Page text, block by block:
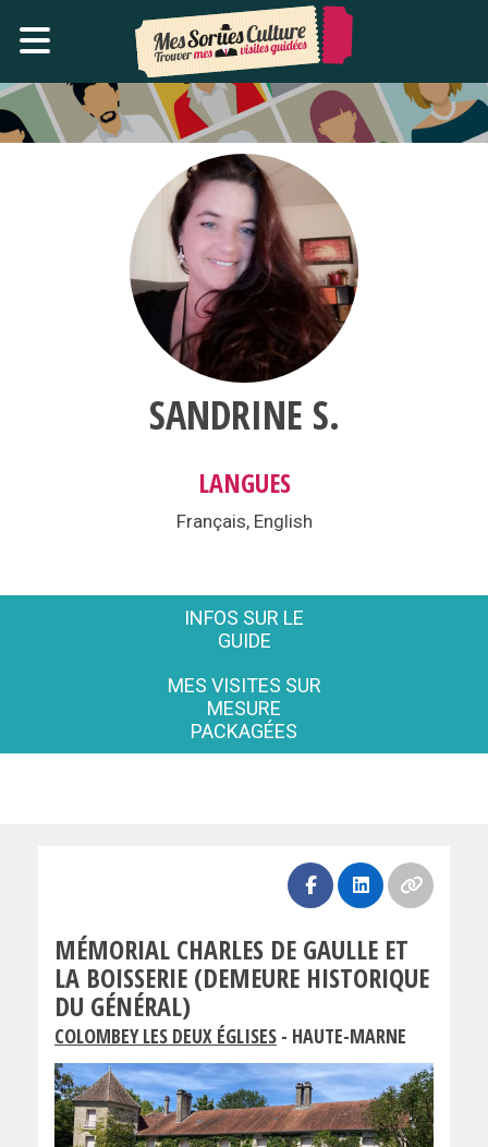
SANDRINE S.
LANGUES
Français, English
INFOS SUR LE
GUIDE
MES VISITES SUR
MESURE
PACKAGÉES
MÉMORIAL CHARLES DE GAULLE ET
LA BOISSERIE (DEMEURE HISTORIQUE
DU GÉNÉRAL)
COLOMBEY LES DEUX ÉGLISES - HAUTE-MARNE